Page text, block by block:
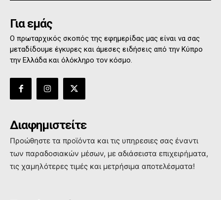
Για εμάς
Ο πρωταρχικός σκοπός της εφημερίδας μας είναι να σας
μεταδίδουμε έγκυρες και άμεσες ειδήσεις από την Κύπρο
την Ελλάδα και όλόκληρο τον κόσμο.
Διαφημιστείτε
Προώθηστε τα προϊόντα και τις υπηρεσιες σας έναντι
των παραδοσιακών μέσων, με αδιάσειστα επιχειρήματα,
τις χαμηλότερες τιμές και μετρήσιμα αποτελέσματα!